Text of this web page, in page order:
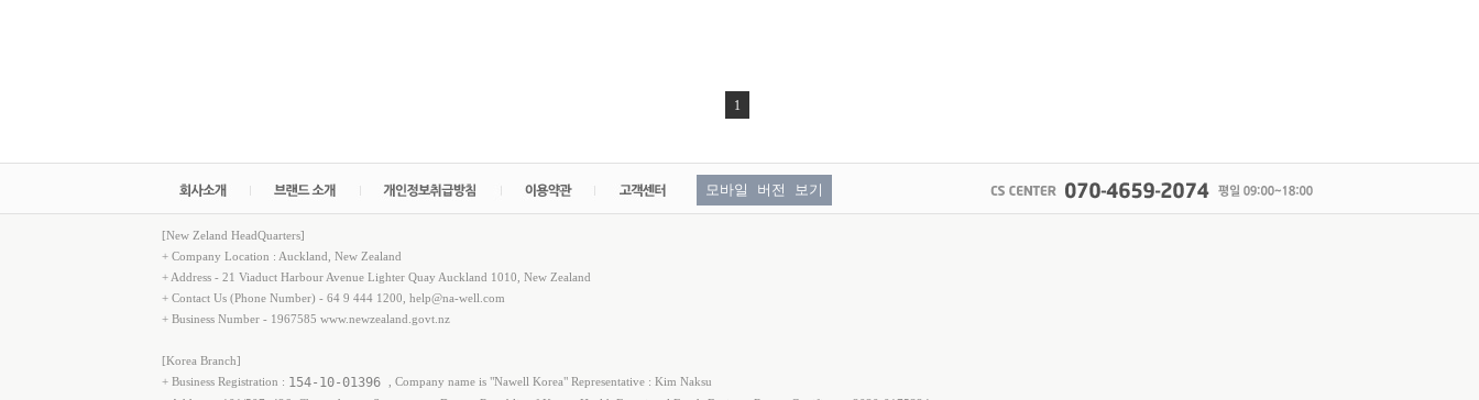
1
모바일 버전 보기
[New Zeland HeadQuarters]
+ Company Location : Auckland, New Zealand
+ Address - 21 Viaduct Harbour Avenue Lighter Quay Auckland 1010, New Zealand
+ Contact Us (Phone Number) - 64 9 444 1200, help@na-well.com
+ Business Number - 1967585 www.newzealand.govt.nz
[Korea Branch]
+ Business Registration : 154-10-01396
, Company name is "Nawell Korea" Representative : Kim Naksu